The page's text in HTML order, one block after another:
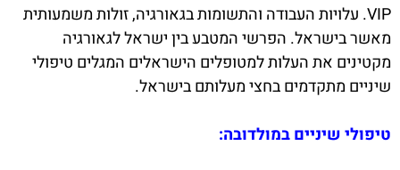
VIP. עלויות העבודה והתשומות בגאורגיה, זולות משמעותית
מאשר בישראל. הפרשי המטבע בין ישראל לגאורגיה
מקטינים את העלות למטופלים הישראלים המגלים טיפולי
שיניים מתקדמים בחצי מעלותם בישראל.
טיפולי שיניים במולדובה: